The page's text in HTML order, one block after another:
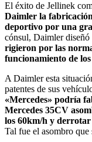
El éxito de Jellinek
Daimler la
deportivo por una
cónsul, Daimler diseñó
rigieron por las
funcionamiento de
A Daimler esta
patentes de sus
«Mercedes» podría
Mercedes 35CV
los 60km/h y derrotar
Tal fue el asombro que